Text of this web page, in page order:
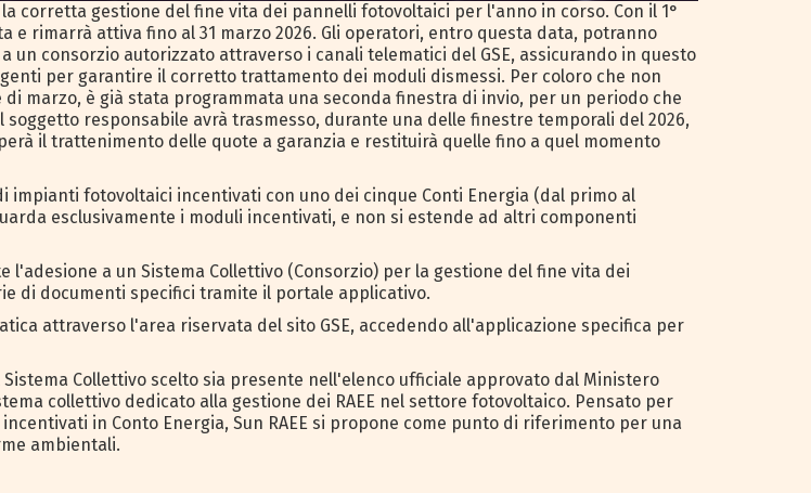
corretta gestione del fine vita dei pannelli fotovoltaici per l'anno in corso. Con il 1°
rimarrà attiva fino al 31 marzo 2026. Gli operatori, entro questa data, potranno
consorzio autorizzato attraverso i canali telematici del GSE, assicurando in questo
per garantire il corretto trattamento dei moduli dismessi. Per coloro che non
marzo, è già stata programmata una seconda finestra di invio, per un periodo che
soggetto responsabile avrà trasmesso, durante una delle finestre temporali del 2026,
il trattenimento delle quote a garanzia e restituirà quelle fino a quel momento
fotovoltaici incentivati con uno dei cinque Conti Energia (dal primo al
esclusivamente i moduli incentivati, e non si estende ad altri componenti
a un Sistema Collettivo (Consorzio) per la gestione del fine vita dei
di documenti specifici tramite il portale applicativo.
attraverso l'area riservata del sito GSE, accedendo all'applicazione specifica per
Collettivo scelto sia presente nell'elenco ufficiale approvato dal Ministero
collettivo dedicato alla gestione dei RAEE nel settore fotovoltaico. Pensato per
in Conto Energia, Sun RAEE si propone come punto di riferimento per una
ambientali.